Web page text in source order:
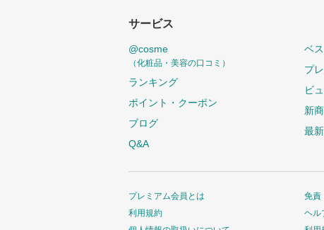
サービス
@cosme
（化粧品・美容の口コミ）
ランキング
ポイント・クーポン
ブログ
Q&A
ベ
プ
ビ
新
最
プレミアム会員とは
利用規約
免責
ヘル